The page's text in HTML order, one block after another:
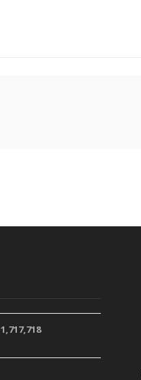
1,717,718